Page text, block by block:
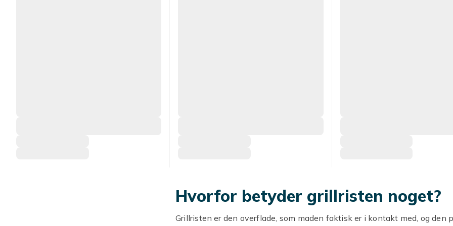
Hvorfor betyder grillristen noget?
Grillristen er den overflade, som maden faktisk er i kontakt med, og den